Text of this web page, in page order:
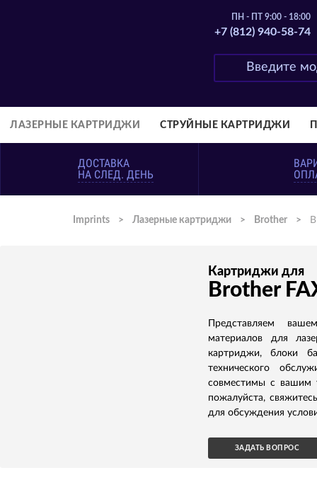
ПН - ПТ 9:00 - 18:00
+7 (812) 940-58-74
ЛАЗЕРНЫЕ КАРТРИДЖИ СТРУЙНЫЕ КАРТРИДЖИ
ДОСТАВКА
НА СЛЕД. ДЕНЬ
Imprints > Лазерные картриджи > Brother >
Картриджи для
Brother
Представляем
материалов для
картриджи, блоки
технического
совместимы с вашим
пожалуйста,
для обсуждения
ЗАДАТЬ ВОПРОС